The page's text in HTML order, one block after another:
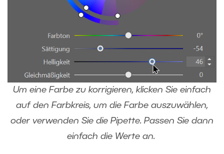
Um eine Farbe zu korrigieren, klicken Sie einfach
auf den Farbkreis, um die Farbe auszuwählen,
oder verwenden Sie die Pipette. Passen Sie dann
einfach die Werte an.